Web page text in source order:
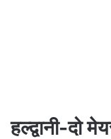
हल्द्वानी-दो